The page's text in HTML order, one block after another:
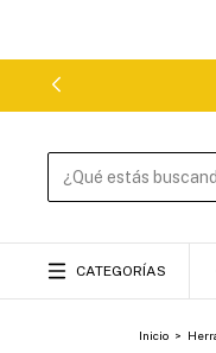
CATEGORÍAS
Inicio >